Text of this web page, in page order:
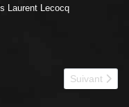
Laurent Lecocq
Article
Suivant